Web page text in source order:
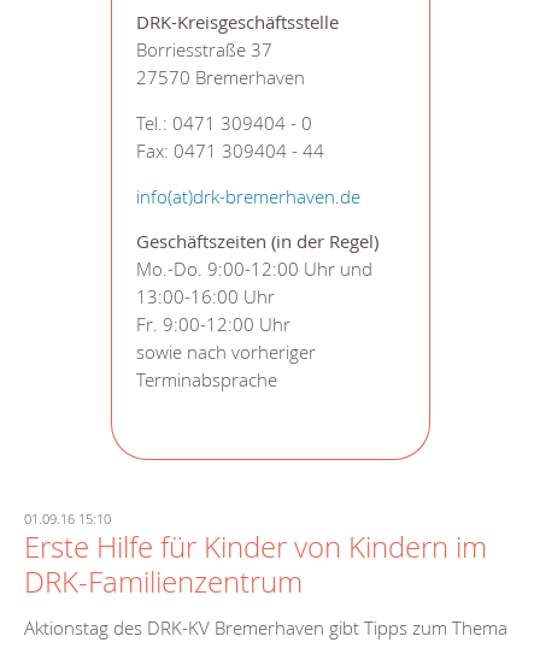
DRK-Kreisgeschäftsstelle
Borriesstraße 37
27570 Bremerhaven
Tel.: 0471 309404 - 0
Fax: 0471 309404 - 44
info(at)drk-bremerhaven.de
Geschäftszeiten (in der Regel)
Mo.-Do. 9:00-12:00 Uhr und
13:00-16:00 Uhr
Fr. 9:00-12:00 Uhr
sowie nach vorheriger
Terminabsprache
01.09.16 15:10
Erste Hilfe für Kinder von Kindern im
DRK-Familienzentrum
Aktionstag des DRK-KV Bremerhaven gibt Tipps zum Thema